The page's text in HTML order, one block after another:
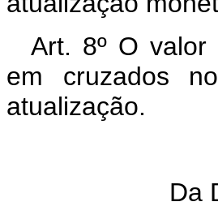
Art. 8º O valor
em cruzados
atualização.
Da